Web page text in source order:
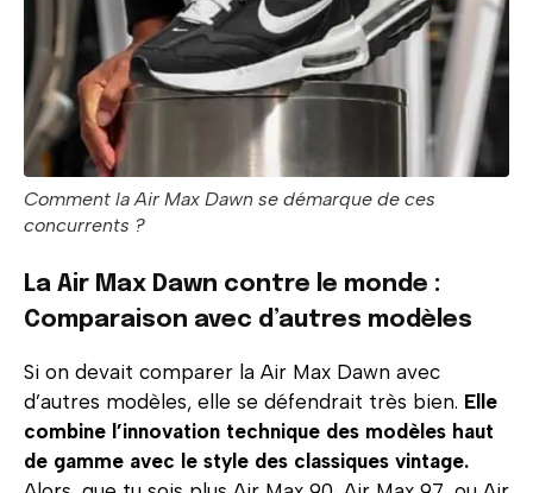
Comment la Air Max Dawn se démarque de ces
concurrents ?
La Air Max Dawn contre le monde :
Comparaison avec d’autres modèles
Si on devait comparer la Air Max Dawn avec
d’autres modèles, elle se défendrait très bien. Elle
combine l’innovation technique des modèles haut
de gamme avec le style des classiques vintage.